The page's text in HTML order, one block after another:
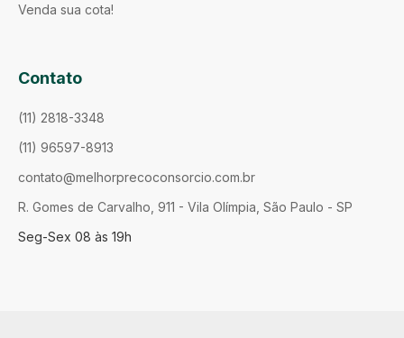
Venda sua cota!
Contato
(11) 2818-3348
(11) 96597-8913
contato@melhorprecoconsorcio.com.br
R. Gomes de Carvalho, 911 - Vila Olímpia, São Paulo - SP
Seg-Sex 08 às 19h